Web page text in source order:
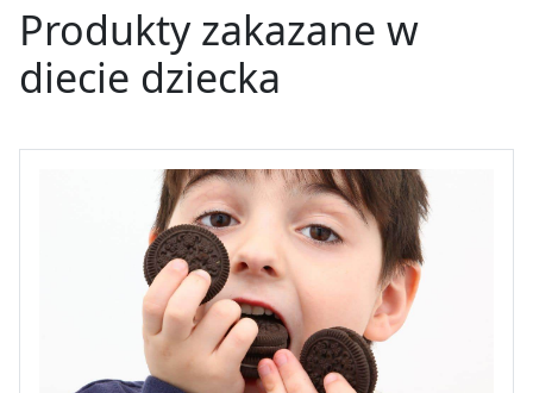
Produkty zakazane w
diecie dziecka